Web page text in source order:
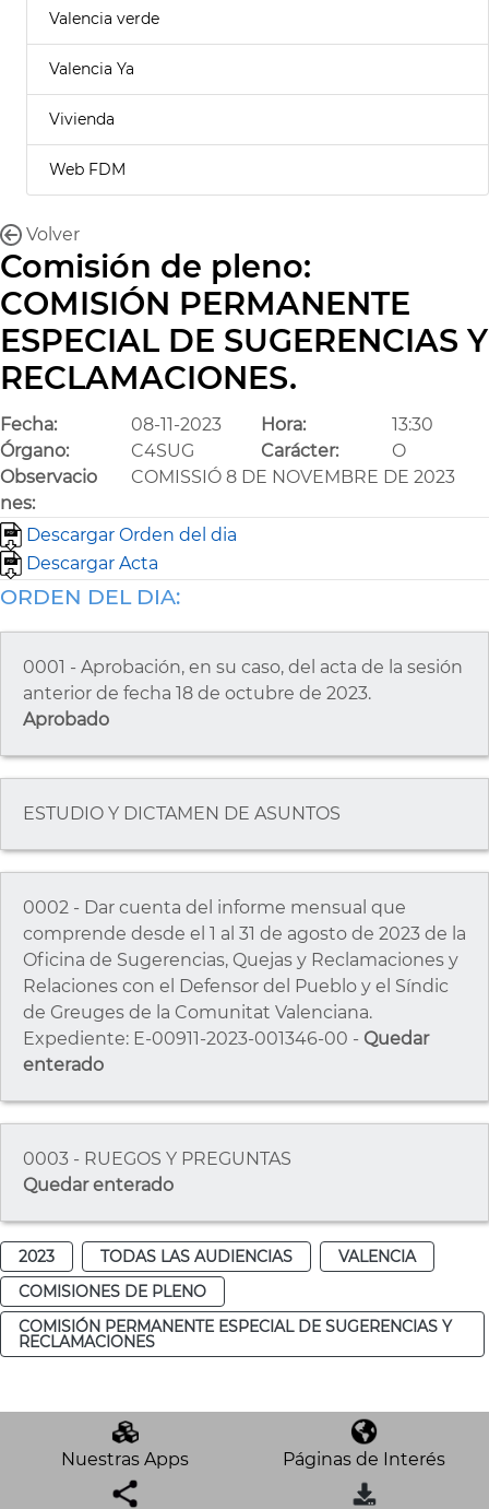
Valencia verde
Valencia Ya
Vivienda
Web FDM
Volver
Comisión de pleno:
COMISIÓN PERMANENTE
ESPECIAL DE SUGERENCIAS Y
RECLAMACIONES.
Fecha: 08-11-2023 Hora:
13:30
Órgano:
C4SUG Carácter:
O
Observacio
nes:
COMISSIÓ 8 DE NOVEMBRE DE 2023
Descargar Orden del dia
Descargar Acta
ORDEN DEL DIA:
0001 - Aprobación, en su caso, del acta de la sesión
anterior de fecha 18 de octubre de 2023.
Aprobado
ESTUDIO Y DICTAMEN DE ASUNTOS
0002 - Dar cuenta del informe mensual que
comprende desde el 1 al 31 de agosto de 2023 de la
Oficina de Sugerencias, Quejas y Reclamaciones y
Relaciones con el Defensor del Pueblo y el Síndic
de Greuges de la Comunitat Valenciana.
Expediente: E-00911-2023-001346-00 - Quedar
enterado
0003 - RUEGOS Y PREGUNTAS
Quedar enterado
2023 TODAS LAS AUDIENCIAS
VALENCIA
COMISIONES DE PLENO
COMISIÓN PERMANENTE ESPECIAL DE SUGERENCIAS Y
RECLAMACIONES
Nuestras Apps Páginas de Interés